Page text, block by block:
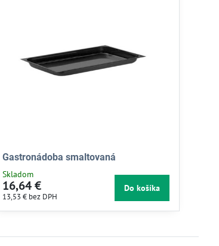
Gastronádoba smaltovaná
Skladom
16,64 €
13,53 € bez DPH
Do košíka